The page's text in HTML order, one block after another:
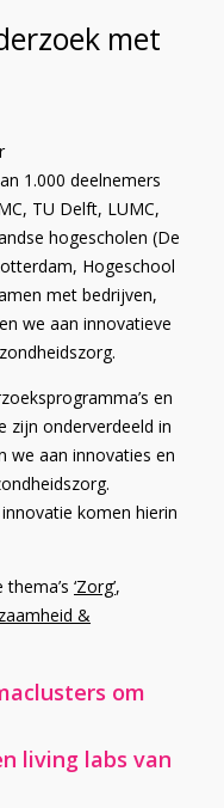
met
1.000 deelnemers
TU Delft, LUMC,
hogescholen (De
Hogeschool
met bedrijven,
we aan innovatieve
en
zijn onderverdeeld in
we aan innovaties en
komen hierin
‘Zorg’,
&
om
living labs van